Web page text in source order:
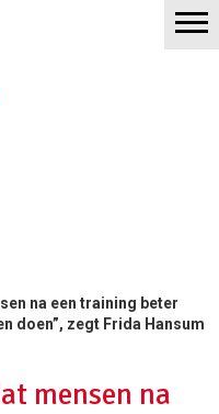
na een training beter
doen”, zegt Frida Hansum
mensen na